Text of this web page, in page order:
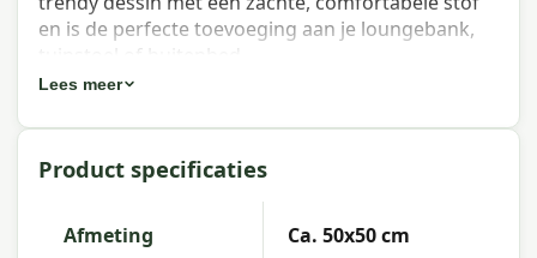
en is de perfecte toevoeging aan je loungebank,
tuinstoel of buitenbed.
Artikelnummer:
EAN:8713229079062
Lees meer
Product specificaties
Afmeting Ca. 50x50 cm